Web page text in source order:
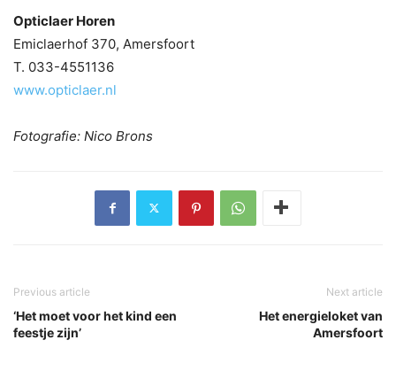
Opticlaer Horen
Emiclaerhof 370, Amersfoort
T. 033-4551136
www.opticlaer.nl
Fotografie: Nico Brons
Previous article
‘Het moet voor het kind een
feestje zijn’
Next article
Het energieloket van
Amersfoort